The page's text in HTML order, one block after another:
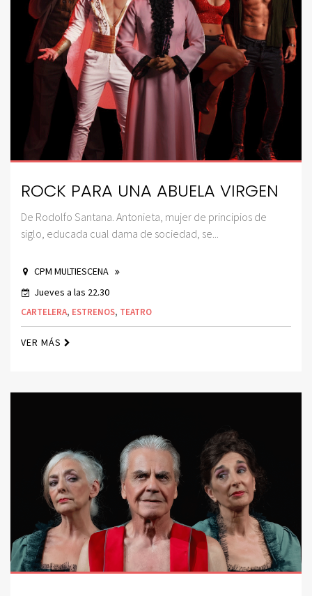
ROCK PARA UNA ABUELA VIRGEN
De Rodolfo Santana. Antonieta, mujer de principios de
siglo, educada cual dama de sociedad, se...
CPM MULTIESCENA
Jueves a las 22.30
CARTELERA, ESTRENOS, TEATRO
VER MÁS